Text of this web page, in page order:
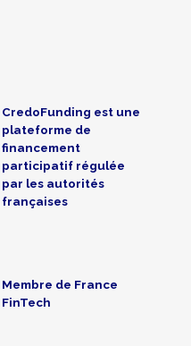
CredoFunding est une
plateforme de
financement
participatif régulée
par les autorités
françaises
Membre de France
FinTech